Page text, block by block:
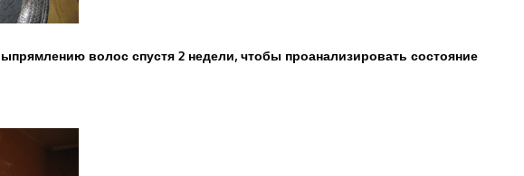
волос спустя 2 недели, чтобы проанализировать состояние